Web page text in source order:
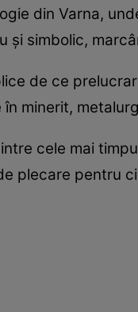
din Varna,
și simbolic,
de ce
minerit,
cele mai
plecare pentru